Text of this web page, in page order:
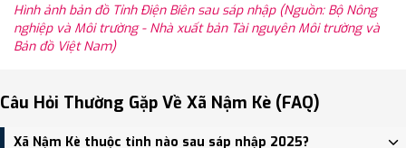
Hình ảnh bản đồ Tỉnh Điện Biên sau sáp nhập (Nguồn: Bộ Nông
nghiệp và Môi trường - Nhà xuất bản Tài nguyên Môi trường và
Bản đồ Việt Nam)
Câu Hỏi Thường Gặp Về Xã Nậm Kè (FAQ)
Xã Nậm Kè thuộc tỉnh nào sau sáp nhập 2025?